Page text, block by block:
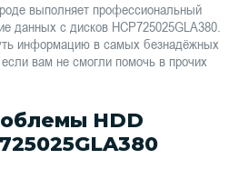
выполняет профессиональный
данных с дисков HCP725025GLA380.
информацию в самых безнадёжных
вам не смогли помочь в прочих
HDD